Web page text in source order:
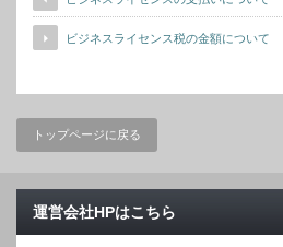
ビジネスライセンス税の金額について
トップページに戻る
運営会社HPはこちら